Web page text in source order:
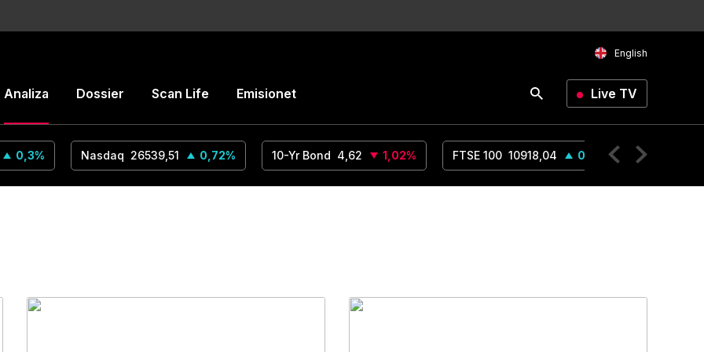
English
Analiza Dossier Scan Life Emisionet Live TV
0,3% Nasdaq 26539,51 0,72% 10-Yr Bond 4,62 1,02% FTSE 100 10918,04 0,46 %